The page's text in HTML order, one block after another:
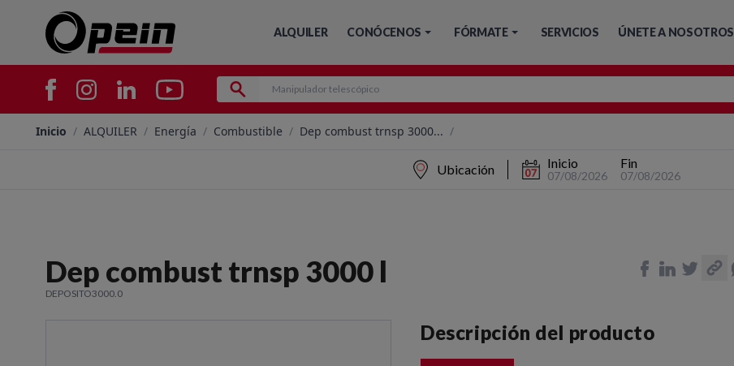
ALQUILER CONÓCENOS FÓRMATE SERVICIOS ÚNETE A NOSOTROS
Inicio / ALQUILER / Energía / Combustible / Dep combust trnsp 3000... /
Ubicación Inicio
07/08/2026
Fin
07/08/2026
Dep combust trnsp 3000 l
DEPOSITO3000.0
Descripción del producto